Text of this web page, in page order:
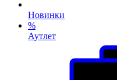
Новинки
%
Аутлет